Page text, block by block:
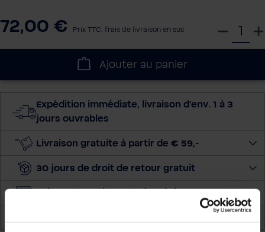
72,00 € Prix TTC, frais de livraison en sus
n
e
q
Ajouter au panier
Expédition immédiate, livraison d'env. 1 à 3
jours ouvrables
Livraison gratuite à partir de € 59,-
30 jours de droit de retour gratuit